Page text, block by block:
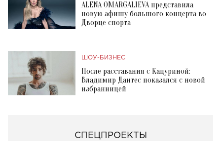
ALENA OMARGALIEVA представила
новую афишу большого концерта во
Дворце спорта
ШОУ-БИЗНЕС
После расставания с Кацуриной:
Владимир Дантес показался с новой
избранницей
СПЕЦПРОЕКТЫ